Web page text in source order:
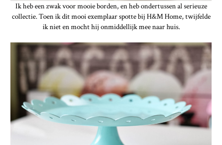
Ik heb een zwak voor mooie borden, en heb ondertussen al serieuze
collectie. Toen ik dit mooi exemplaar spotte bij H&M Home, twijfelde
ik niet en mocht hij onmiddellijk mee naar huis.